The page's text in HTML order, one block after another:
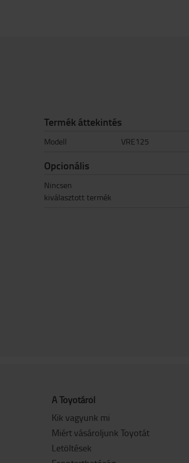
Termék áttekintés
Modell VRE125
Opcionális
Nincsen
kiválasztott termék
A Toyotáról
Kik vagyunk mi
Miért vásároljunk Toyotát
Letöltések